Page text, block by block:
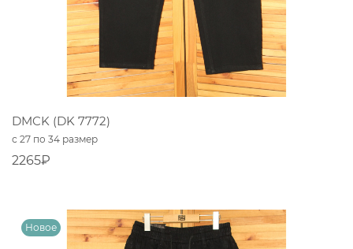
DMCK (DK 7772)
с 27 по 34 размер
2265₽